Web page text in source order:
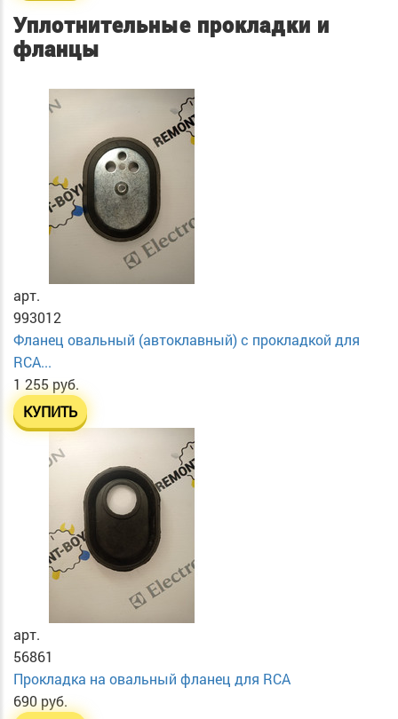
Уплотнительные прокладки и
фланцы
арт.
993012
Фланец овальный (автоклавный) с прокладкой для
RCA...
1 255 руб.
КУПИТЬ
арт.
56861
Прокладка на овальный фланец для RCA
690 руб.